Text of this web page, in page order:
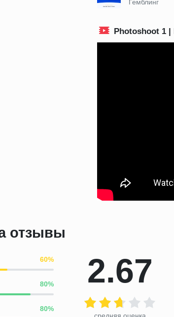
Гемблинг
Photoshoot 1
отзывы
2.67